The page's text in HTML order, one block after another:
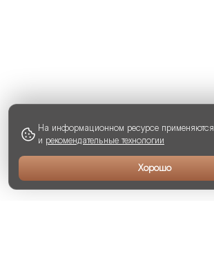
На информационном ресурсе применяются
и рекомендательные технологии
Хорошо